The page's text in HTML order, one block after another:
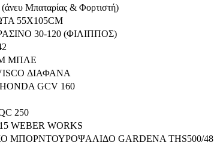
Μπαταρίας & Φορτιστή)
55Χ105CM
30-120 (ΦΙΛΙΠΠΟΣ)
ΜΠΛΕ
ΔΙΑΦΑΝΑ
GCV 160
250
WEBER WORKS
ΜΠΟΡΝΤΟΥΡΟΨΑΛΙΔΟ GARDENA THS500/48